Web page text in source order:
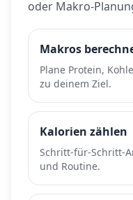
oder Makro-
Makros
Plane Protein,
zu deinem Ziel.
Kalorien zählen
Schritt-für-Schritt-
und Routine.